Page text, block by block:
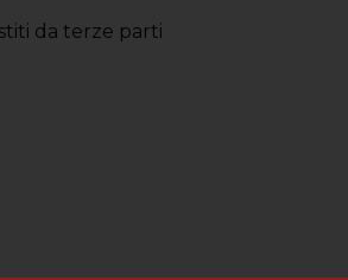
da terze parti